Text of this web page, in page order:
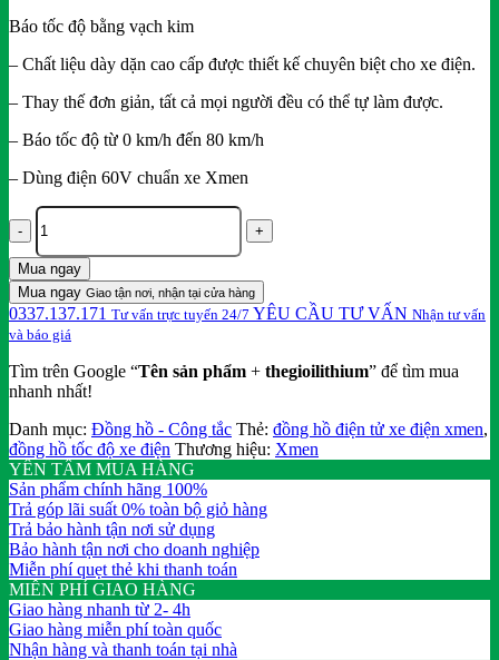
150,000₫.
Báo tốc độ bằng vạch kim
– Chất liệu dày dặn cao cấp được thiết kế chuyên biệt cho xe điện.
– Thay thế đơn giản, tất cả mọi người đều có thể tự làm được.
– Báo tốc độ từ 0 km/h đến 80 km/h
– Dùng điện 60V chuẩn xe Xmen
Đồng
hồ
kim
báo
tốc
độ
xe
Xmen
số
Mua ngay
Mua ngay Giao tận nơi, nhận tại cửa hàng
0337.137.171 Tư vấn trực tuyến 24/7 YÊU CẦU TƯ VẤN Nhận tư vấn
và báo giá
Tìm trên Google “Tên sản phẩm + thegioilithium” để tìm mua
nhanh nhất!
Danh mục: Đồng hồ - Công tắc Thẻ: đồng hồ điện tử xe điện xmen,
đồng hồ tốc độ xe điện Thương hiệu: Xmen
YÊN TÂM MUA HÀNG
Sản phẩm chính hãng 100%
Trả góp lãi suất 0% toàn bộ giỏ hàng
Trả bảo hành tận nơi sử dụng
Bảo hành tận nơi cho doanh nghiệp
Miễn phí quẹt thẻ khi thanh toán
MIỄN PHÍ GIAO HÀNG
Giao hàng nhanh từ 2- 4h
Giao hàng miễn phí toàn quốc
Nhận hàng và thanh toán tại nhà